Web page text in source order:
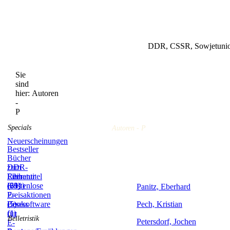
Specials
Neuerscheinungen
Bestseller
Bücher
zum
Film
(59)
DDR-
Literatur
(831)
Reihentitel
(21)
Kostenlose
E-
Books
(1)
Preisaktionen
(5)
Lesesoftware
für
E-
Belletristik
DDR, CSSR,
Sie
sind
hier: Autoren
-
P
Panitz, Eberhard
Pech, Kristian
Petersdorf, Jochen
Autoren - P